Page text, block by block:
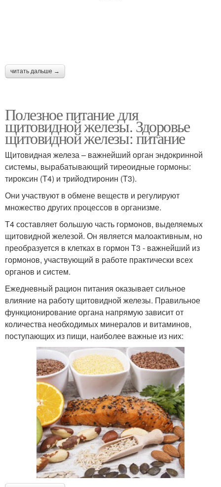
читать дальше →
Полезное питание для
щитовидной железы. Здоровье
щитовидной железы: питание
Щитовидная железа – важнейший орган эндокринной
системы, вырабатывающий тиреоидные гормоны:
тироксин (T4) и трийодтиронин (T3).
Они участвуют в обмене веществ и регулируют
множество других процессов в организме.
Т4 составляет большую часть гормонов, выделяемых
щитовидной железой. Он является малоактивным, но
преобразуется в клетках в гормон Т3 - важнейший из
гормонов, участвующий в работе практически всех
органов и систем.
Ежедневный рацион питания оказывает сильное
влияние на работу щитовидной железы. Правильное
функционирование органа напрямую зависит от
количества необходимых минералов и витаминов,
поступающих из пищи, наиболее важные из них: